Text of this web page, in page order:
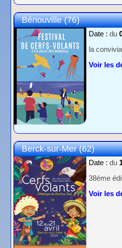
Bénouville (76)
Date : du
la
Voir les
Berck-sur-Mer (62)
Date : du
38éme
Voir les